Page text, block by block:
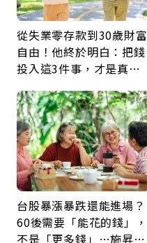
從失業零存款到30歲財富
自由！他終於明白：把錢
投入這3件事，才是真正
台股暴漲暴跌還能進場？
60後需要「能花的錢」，
不是「更多錢」…施昇